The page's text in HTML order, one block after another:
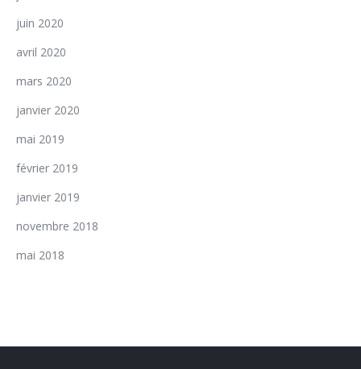
juin 2020
avril 2020
mars 2020
janvier 2020
mai 2019
février 2019
janvier 2019
novembre 2018
mai 2018